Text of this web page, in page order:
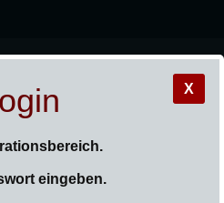
X
eingeben.